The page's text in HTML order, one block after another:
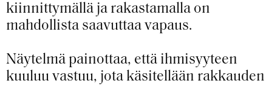
kiinnittymällä ja rakastamalla on
mahdollista saavuttaa vapaus.
Näytelmä painottaa, että ihmisyyteen
kuuluu vastuu, jota käsitellään rakkauden